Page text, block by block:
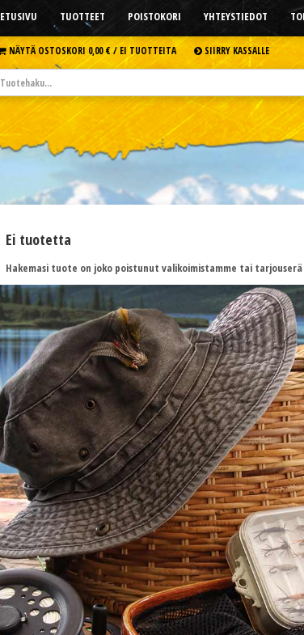
ETUSIVU TUOTTEET POISTOKORI YHTEYSTIEDOT
NÄYTÄ OSTOSKORI 0,00 € /EI TUOTTEITA SIIRRY KASSALLE
Ei tuotetta
Hakemasi tuote on joko poistunut valikoimistamme tai